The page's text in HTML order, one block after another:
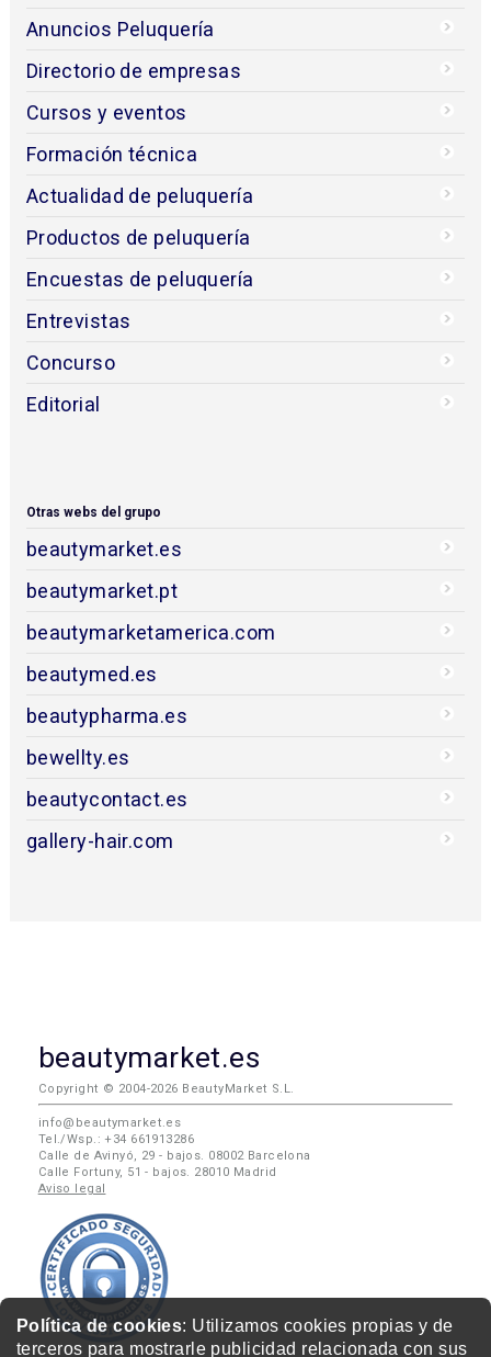
Política de cookies: Utilizamos cookies propias y de
terceros para mostrarle publicidad relacionada con sus
Anuncios Peluquería
Directorio de empresas
Cursos y eventos
Formación técnica
Actualidad de peluquería
Productos de peluquería
Encuestas de peluquería
Entrevistas
Concurso
Editorial
Otras webs del grupo
beautymarket.es
beautymarket.pt
beautymarketamerica.com
beautymed.es
beautypharma.es
bewellty.es
beautycontact.es
gallery-hair.com
beautymarket.es
Copyright © 2004-2026 BeautyMarket S.L.
info@beautymarket.es
Tel./Wsp.: +34 661913286
Calle de Avinyó, 29 - bajos. 08002 Barcelona
Calle Fortuny, 51 - bajos. 28010 Madrid
Aviso legal